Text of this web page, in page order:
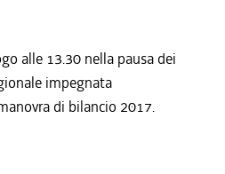
alle 13.30 nella pausa dei
impegnata
di bilancio 2017.